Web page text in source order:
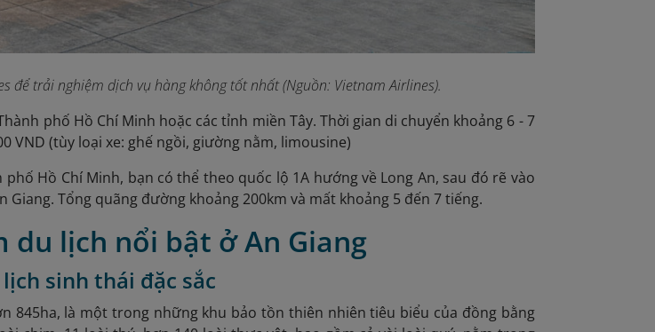
để trải nghiệm dịch vụ hàng không tốt nhất (Nguồn: Vietnam Airlines).
phố Hồ Chí Minh hoặc các tỉnh miền Tây. Thời gian di chuyển khoảng 6 - 7
VND (tùy loại xe: ghế ngồi, giường nằm, limousine)
phố Hồ Chí Minh, bạn có thể theo quốc lộ 1A hướng về Long An, sau đó rẽ vào
Giang. Tổng quãng đường khoảng 200km và mất khoảng 5 đến 7 tiếng.
du lịch nổi bật ở An Giang
sinh thái đặc sắc
845ha, là một trong những khu bảo tồn thiên nhiên tiêu biểu của đồng bằng